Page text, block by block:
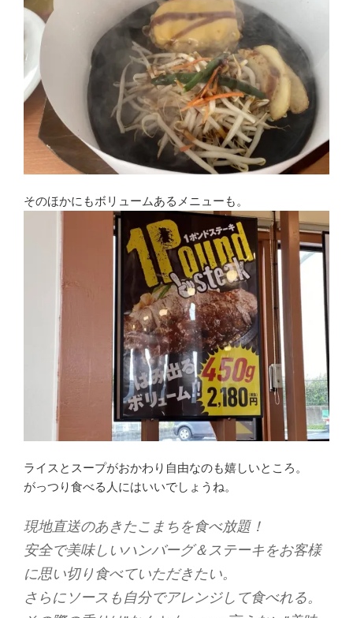
そのほかにもボリュームあるメニューも。
ライスとスープがおかわり自由なのも嬉しいところ。
がっつり食べる人にはいいでしょうね。
現地直送のあきたこまちを食べ放題！
安全で美味しいハンバーグ＆ステーキをお客様
に思い切り食べていただきたい。
さらにソースも自分でアレンジして食べれる。